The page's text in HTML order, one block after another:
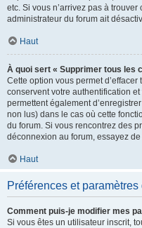
etc. Si vous n’arrivez pas à
administrateur du forum ait
Haut
À quoi sert « Supprimer tous les
Cette option vous permet
conservent votre authentification
permettent également
non lus) dans le cas où cette
du forum. Si vous rencontrez des
déconnexion au forum, essayez
Haut
Préférences et
Comment puis-je modifier mes
Si vous êtes un utilisateur inscrit,